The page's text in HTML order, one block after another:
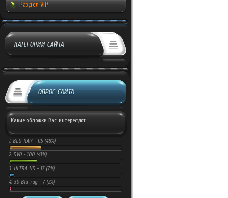
Раздел VIP
КАТЕГОРИИ САЙТА
ОПРОС САЙТА
Какие обложки Вас интересуют
1. BLU-RAY - 115 (48%)
2. DVD - 100 (41%)
3. ULTRA HD - 17 (7%)
4. 3D Blu-ray - 7 (2%)